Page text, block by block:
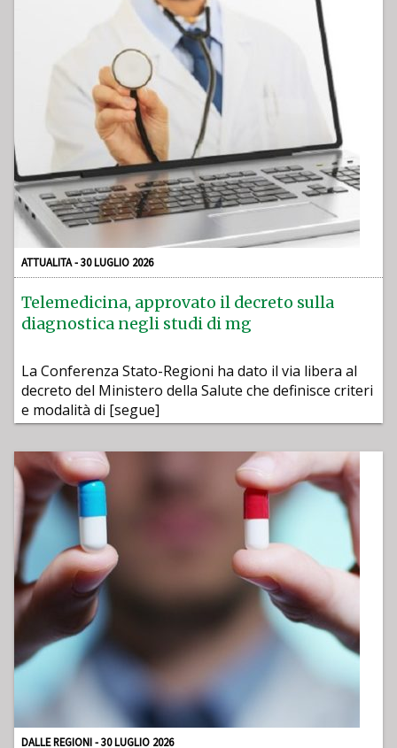
ATTUALITA - 30 LUGLIO 2026
Telemedicina, approvato il decreto sulla
diagnostica negli studi di mg
La Conferenza Stato-Regioni ha dato il via libera al
decreto del Ministero della Salute che definisce criteri
e modalità di [segue]
DALLE REGIONI - 30 LUGLIO 2026